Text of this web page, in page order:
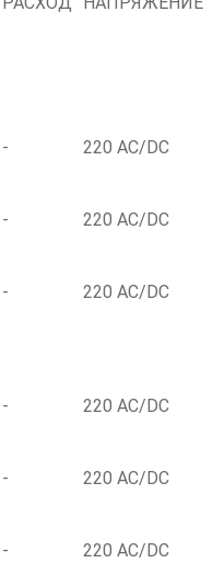
- 220 AC/DC
- 220 AC/DC
- 220 AC/DC
- 220 AC/DC
- 220 AC/DC
- 220 AC/DC